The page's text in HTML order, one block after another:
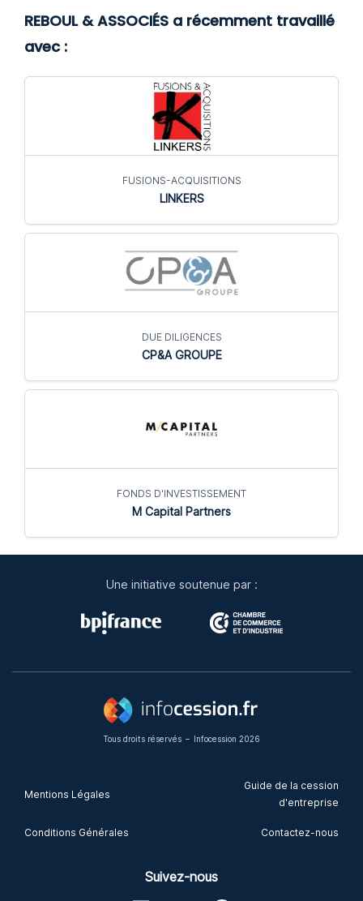
REBOUL & ASSOCIÉS a récemment travaillé
avec :
FUSIONS-ACQUISITIONS
LINKERS
DUE DILIGENCES
CP&A GROUPE
FONDS D'INVESTISSEMENT
M Capital Partners
Une initiative soutenue par :
Mentions Légales
Conditions Générales
Guide de la cession
d'entreprise
Contactez-nous
Tous droits réservés – Infocession 2026
Suivez-nous